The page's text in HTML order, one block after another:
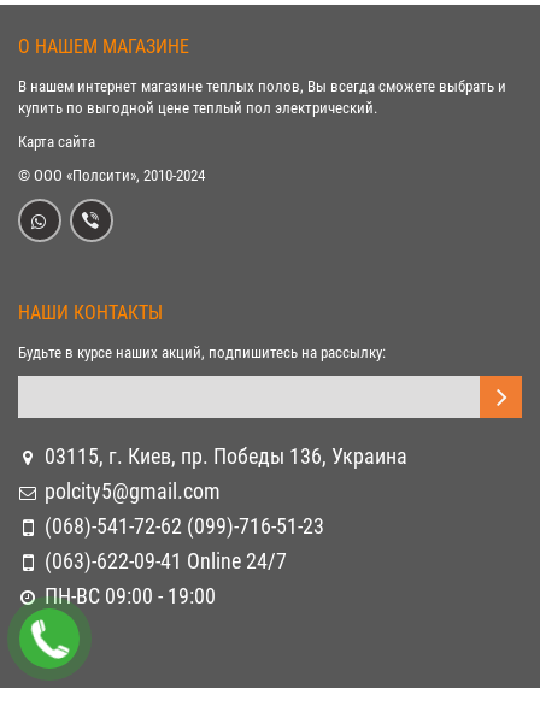
О НАШЕМ МАГАЗИНЕ
В нашем интернет магазине теплых полов, Вы всегда сможете выбрать и
купить по выгодной цене теплый пол электрический.
Карта сайта
© ООО «Полсити», 2010-2024
НАШИ КОНТАКТЫ
Будьте в курсе наших акций, подпишитесь на рассылку:
03115, г. Киев, пр. Победы 136, Украина
polcity5@gmail.com
(068)-541-72-62 (099)-716-51-23
(063)-622-09-41 Online 24/7
ПН-ВС 09:00 - 19:00